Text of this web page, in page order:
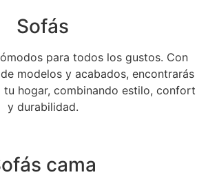
Sofás
para todos los gustos. Con
modelos y acabados, encontrarás
hogar, combinando estilo, confort
y durabilidad.
cama